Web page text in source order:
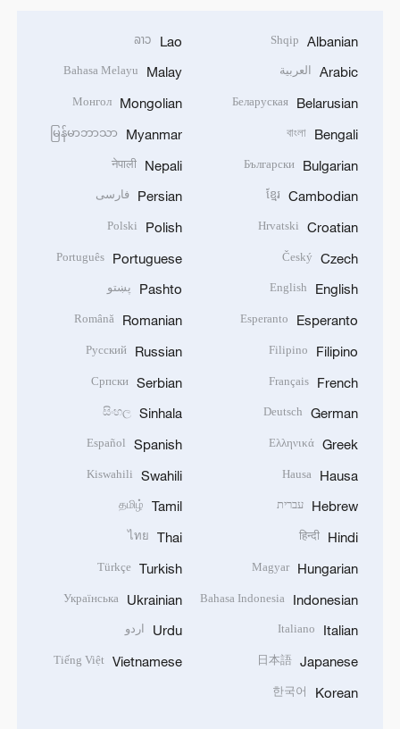
Albanian
Shqip
Arabic العربية
Belarusian
Беларуская
Bengali
বাংলা
Bulgarian
Български
Cambodian
ខ្មែរ
Croatian
Hrvatski
Czech
Český
English
English
Esperanto
Esperanto
Filipino
Filipino
French
Français
German
Deutsch
Greek
Ελληνικά
Hausa
Hausa
Hebrew עברית
Hindi
हिन्दी
Hungarian
Magyar
Indonesian
Bahasa Indonesia
Italian
Italiano
Japanese
日本語
Korean
한국어
Lao
ລາວ
Malay
Bahasa Melayu
Mongolian
Монгол
Myanmar
မြန်မာဘာသာ
Nepali
नेपाली
Persian فارسی
Polish
Polski
Portuguese
Português
Pashto پښتو
Romanian
Română
Russian
Русский
Serbian
Српски
Sinhala
සිංහල
Spanish
Español
Swahili
Kiswahili
Tamil
தமிழ்
Thai
ไทย
Turkish
Türkçe
Ukrainian
Українська
Urdu اردو
Vietnamese
Tiếng Việt